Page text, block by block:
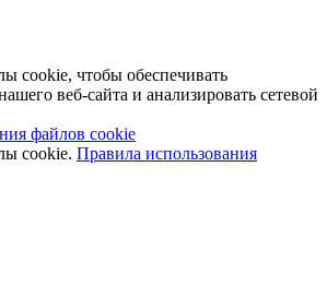
cookie, чтобы обеспечивать
веб-сайта и анализировать сетевой
файлов cookie
cookie. Правила использования